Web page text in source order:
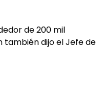
de 200 mil
también dijo el Jefe de